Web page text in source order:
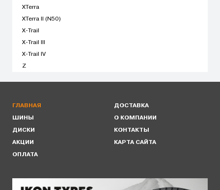
XTerra
XTerra II (N50)
X-Trail
X-Trail III
X-Trail IV
Z
ГЛАВНАЯ
ШИНЫ
ДИСКИ
АКЦИИ
ОПЛАТА
ДОСТАВКА
О КОМПАНИИ
КОНТАКТЫ
КАРТА САЙТА